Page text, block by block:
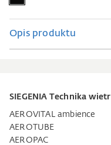
Opis produktu
SIEGENIA Technika
AEROVITAL ambience
AEROTUBE
AEROPAC